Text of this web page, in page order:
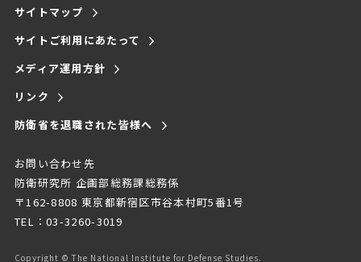
サイトマップ
サイトご利用にあたって
メディア運用方針
リンク
防衛省を退職された皆様へ
お問い合わせ先
防衛研究所 企画部総務課総務係
〒162-8808 東京都新宿区市谷本村町5番1号
TEL：03-3260-3019
Copyright © The National Institute for Defense Studies.